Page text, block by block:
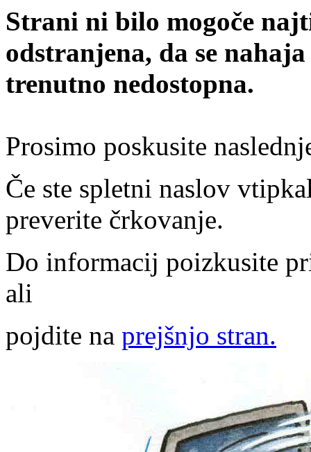
Strani ni bilo mogoče
odstranjena, da se
trenutno nedostopna.
Prosimo poskusite
Če ste spletni naslov
preverite črkovanje.
Do informacij poizkusite
ali
pojdite na prejšnjo stran.